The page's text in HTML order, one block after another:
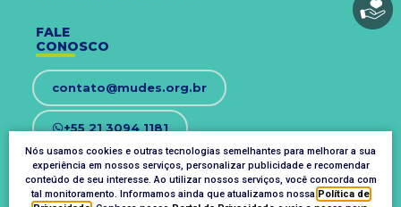
FALE
CONOSCO
contato@mudes.org.br
+55 21 3094 1181
OUVIDORIA
ouvidoria@mudes.org.br
Nós usamos cookies e outras tecnologias semelhantes para melhorar a sua
experiência em nossos serviços, personalizar publicidade e recomendar
conteúdo de seu interesse. Ao utilizar nossos serviços, você concorda com
tal monitoramento. Informamos ainda que atualizamos nossa Política de